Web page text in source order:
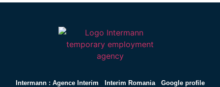
Intermann : Agence Interim Interim Romania Google profile